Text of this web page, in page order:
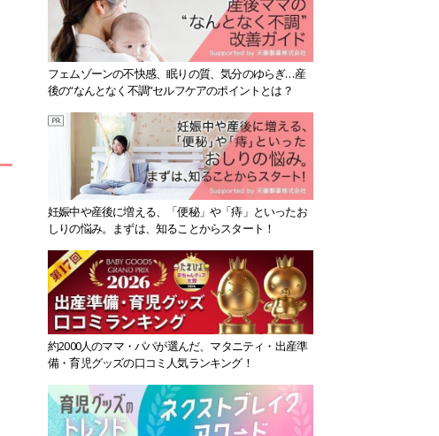
フェムゾーンの不快感、眠りの質、気分のゆらぎ…産
後の“なんとなく不調”セルフケアのポイントとは？
妊娠中や産後に増える、「便秘」や「痔」といったお
しりの悩み。まずは、知ることからスタート！
約2000人のママ・パパが選んだ、マタニティ・出産準
備・育児グッズの口コミ人気ランキング！